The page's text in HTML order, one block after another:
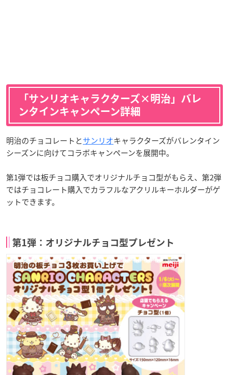
「サンリオキャラクターズ×明治」バレ
ンタインキャンペーン詳細
明治のチョコレートとサンリオキャラクターズがバレンタイン
シーズンに向けてコラボキャンペーンを展開中。
第1弾では板チョコ購入でオリジナルチョコ型がもらえ、第2弾
ではチョコレート購入でカラフルなアクリルキーホルダーがゲ
ットできます。
第1弾：オリジナルチョコ型プレゼント